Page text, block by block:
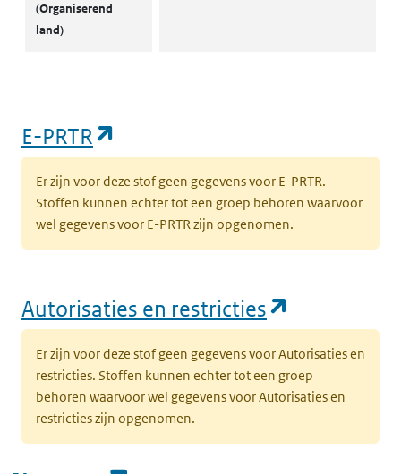
(Organiserend
land)
E-PRTR
Er zijn voor deze stof geen gegevens voor E-PRTR.
Stoffen kunnen echter tot een groep behoren waarvoor
wel gegevens voor E-PRTR zijn opgenomen.
Autorisaties en restricties
Er zijn voor deze stof geen gegevens voor Autorisaties en
restricties. Stoffen kunnen echter tot een groep
behoren waarvoor wel gegevens voor Autorisaties en
restricties zijn opgenomen.